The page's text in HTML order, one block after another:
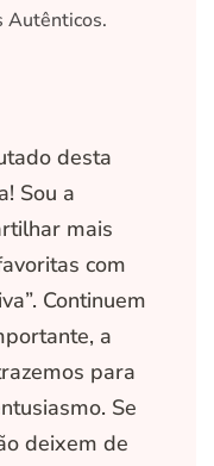
Autênticos.
desta
Sou a
mais
com
Continuem
a
para
Se
deixem de